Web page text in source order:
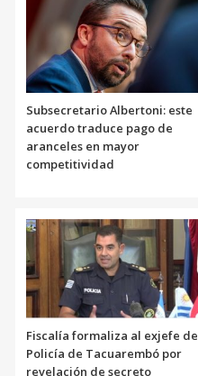
Subsecretario Albertoni: este
acuerdo traduce pago de
aranceles en mayor
competitividad
Fiscalía formaliza al exjefe de
Policía de Tacuarembó por
revelación de secreto